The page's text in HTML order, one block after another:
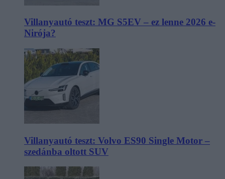
Villanyautó teszt: MG S5EV – ez lenne 2026 e-
Nirója?
Villanyautó teszt: Volvo ES90 Single Motor –
szedánba oltott SUV